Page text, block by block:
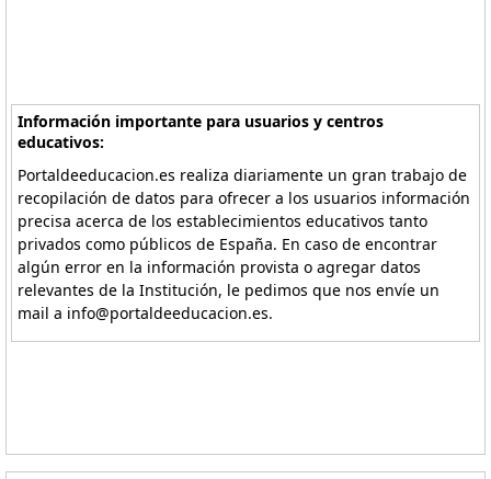
Información importante para usuarios y centros
educativos:
Portaldeeducacion.es realiza diariamente un gran trabajo de
recopilación de datos para ofrecer a los usuarios información
precisa acerca de los establecimientos educativos tanto
privados como públicos de España. En caso de encontrar
algún error en la información provista o agregar datos
relevantes de la Institución, le pedimos que nos envíe un
mail a info@portaldeeducacion.es.